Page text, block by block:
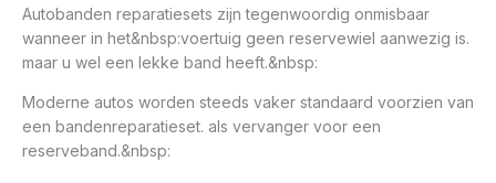
Autobanden reparatiesets zijn tegenwoordig onmisbaar
wanneer in het&nbsp:voertuig geen reservewiel aanwezig is.
maar u wel een lekke band heeft.&nbsp:
Moderne autos worden steeds vaker standaard voorzien van
een bandenreparatieset. als vervanger voor een
reserveband.&nbsp: